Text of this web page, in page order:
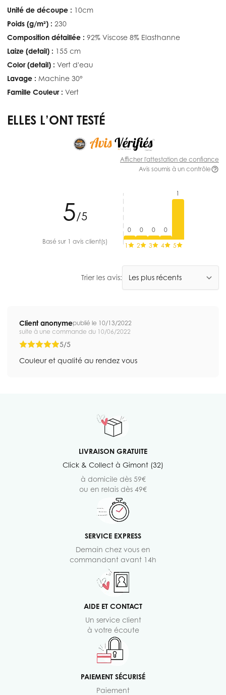
Unité de découpe : 10cm
Poids (g/m²) : 230
Composition détaillée : 92% Viscose 8% Elasthanne
Laize (detail) : 155 cm
Color (detail) : Vert d'eau
Lavage : Machine 30°
Famille Couleur : Vert
ELLES L’ONT TESTÉ
Afficher l'attestation de confiance
Avis soumis à un contrôle
5/5
Basé sur 1 avis client(s)
0
1
0
2
0
3
0
4
1
5
Trier les avis:
Client anonymepublié le 10/13/2022
suite à une commande du 10/06/2022
5/5
Couleur et qualité au rendez vous
LIVRAISON GRATUITE
Click & Collect à Gimont (32)
à domicile dès 59€
ou en relais dès 49€
SERVICE EXPRESS
Demain chez vous en
commandant avant 14h
AIDE ET CONTACT
Un service client
à votre écoute
PAIEMENT SÉCURISÉ
Paiement